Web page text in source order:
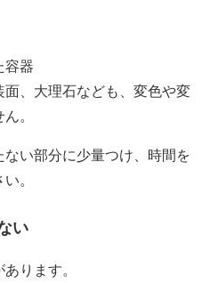
容器
、大理石なども、変色や変
。
い部分に少量つけ、時間を
。
い
ります。